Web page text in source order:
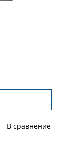
В сравнение